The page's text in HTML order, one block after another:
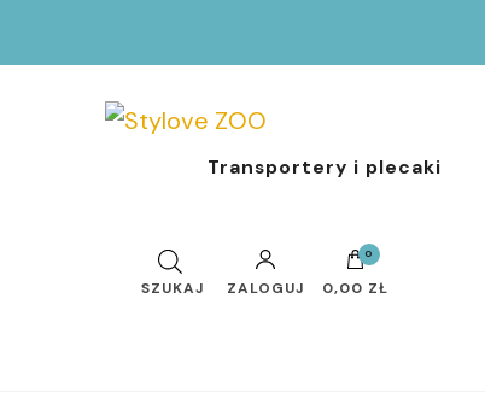
Stylove ZOO
Internetowy sklep z artykułami dla zwierząt
Transportery i plecaki
ZALOGUJ
0
0,00 ZŁ